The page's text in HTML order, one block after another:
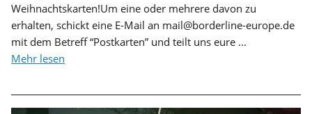
Weihnachtskarten!Um eine oder mehrere davon zu
erhalten, schickt eine E-Mail an mail@borderline-europe.de
mit dem Betreff “Postkarten” und teilt uns eure ...
Mehr lesen